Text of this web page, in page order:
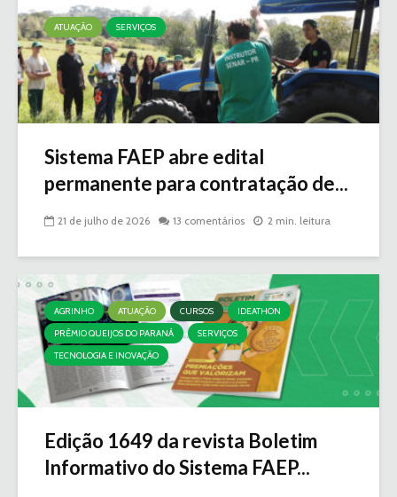
ATUAÇÃO SERVIÇOS
Sistema FAEP abre edital
permanente para contratação de...
21 de julho de 2026 13 comentários 2 min. leitura
AGRINHO ATUAÇÃO CURSOS
IDEATHON
PRÊMIO QUEIJOS DO PARANÁ
SERVIÇOS
TECNOLOGIA E INOVAÇÃO
Edição 1649 da revista Boletim
Informativo do Sistema FAEP...